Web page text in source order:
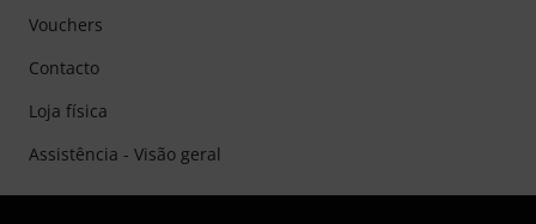
Vouchers
Contacto
Loja física
Assistência - Visão geral